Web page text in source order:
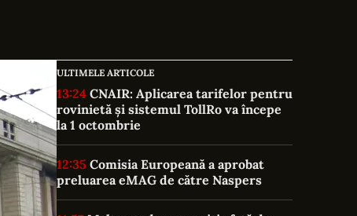
ULTIMELE ARTICOLE
13:24
rovinietă și sistemul TollRo va începe
la 1 octombrie
12:35
preluarea eMAG de către Naspers